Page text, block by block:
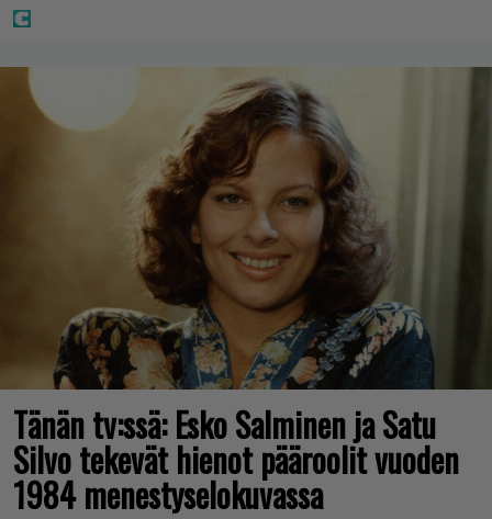
Tänän tv:ssä: Esko Salminen ja Satu
Silvo tekevät hienot pääroolit vuoden
1984 menestyselokuvassa